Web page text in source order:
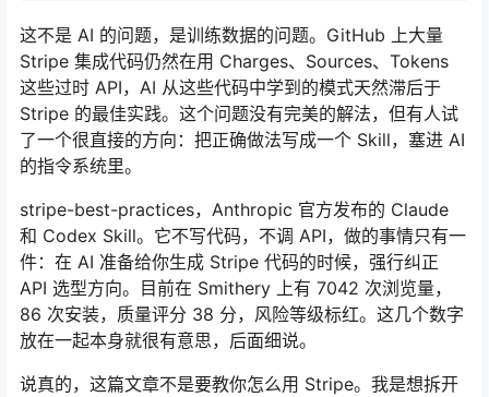
这不是 AI 的问题，是训练数据的问题。GitHub 上大量
Stripe 集成代码仍然在用 Charges、Sources、Tokens
这些过时 API，AI 从这些代码中学到的模式天然滞后于
Stripe 的最佳实践。这个问题没有完美的解法，但有人试
了一个很直接的方向：把正确做法写成一个 Skill，塞进 AI
的指令系统里。
stripe-best-practices，Anthropic 官方发布的 Claude
和 Codex Skill。它不写代码，不调 API，做的事情只有一
件：在 AI 准备给你生成 Stripe 代码的时候，强行纠正
API 选型方向。目前在 Smithery 上有 7042 次浏览量，
86 次安装，质量评分 38 分，风险等级标红。这几个数字
放在一起本身就很有意思，后面细说。
说真的，这篇文章不是要教你怎么用 Stripe。我是想拆开